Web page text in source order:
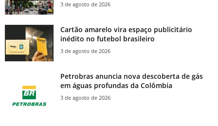
3 de agosto de 2026
Cartão amarelo vira espaço publicitário
inédito no futebol brasileiro
3 de agosto de 2026
Petrobras anuncia nova descoberta de gás
em águas profundas da Colômbia
3 de agosto de 2026